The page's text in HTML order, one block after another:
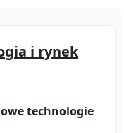
i rynek
technologie